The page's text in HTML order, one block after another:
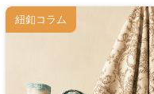
紐釦コラム